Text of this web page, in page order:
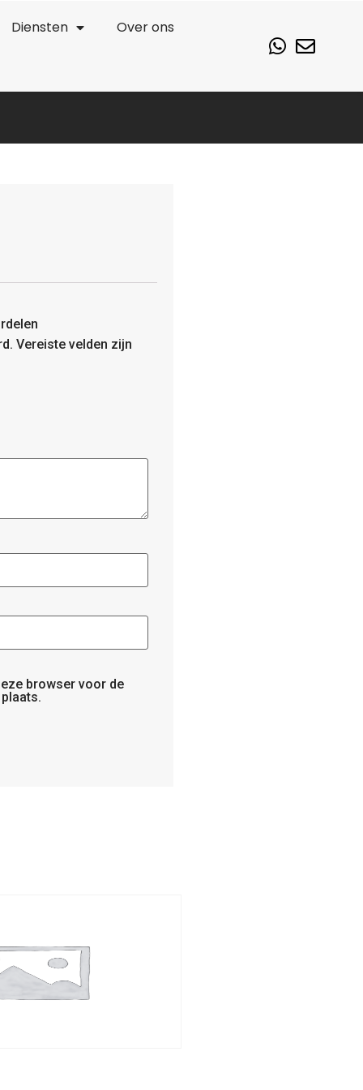
Diensten Over ons
Vereiste velden zijn
browser voor de